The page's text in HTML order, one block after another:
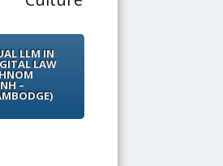
LLM IN
LAW
–